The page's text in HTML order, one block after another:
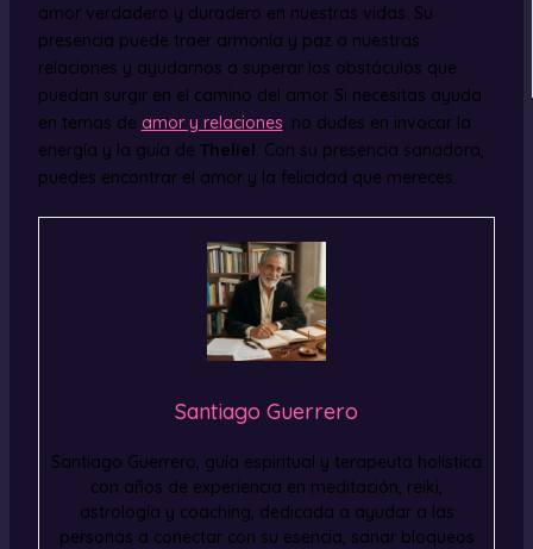
amor verdadero y duradero en nuestras vidas. Su
presencia puede traer armonía y paz a nuestras
relaciones y ayudarnos a superar los obstáculos que
puedan surgir en el camino del amor. Si necesitas ayuda
en temas de amor y relaciones, no dudes en invocar la
energía y la guía de Theliel. Con su presencia sanadora,
puedes encontrar el amor y la felicidad que mereces.
Santiago Guerrero
Santiago Guerrero, guía espiritual y terapeuta holística
con años de experiencia en meditación, reiki,
astrología y coaching, dedicada a ayudar a las
personas a conectar con su esencia, sanar bloqueos